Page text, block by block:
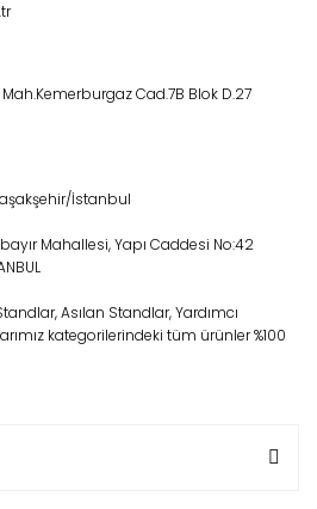
Cad.7B Blok D.27
İstanbul
Mahallesi, Yapı Caddesi No:42
Asılan Standlar, Yardımcı
kategorilerindeki tüm ürünler %100